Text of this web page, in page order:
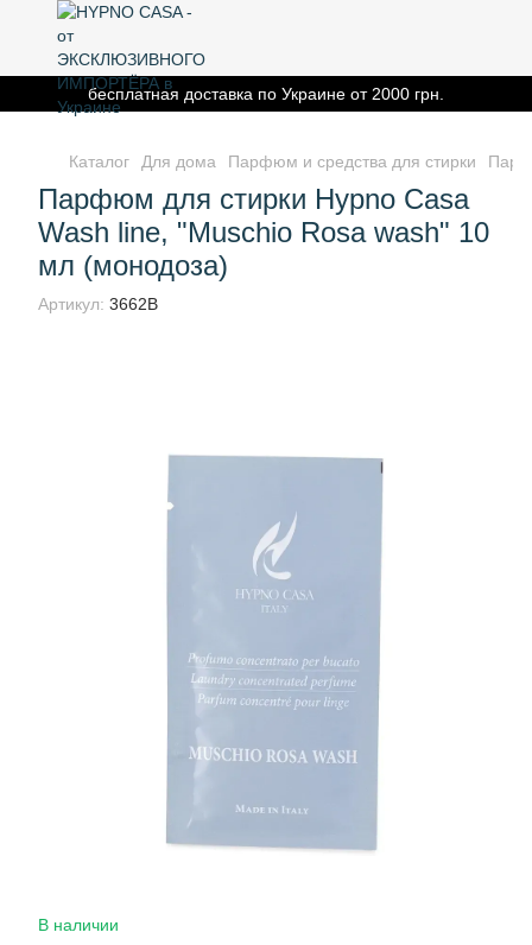
бесплатная доставка по Украине от 2000 грн.
Каталог Для дома Парфюм и средства для стирки
Парфюм для стирки Hypno Casa
Wash line, "Muschio Rosa wash" 10
мл (монодоза)
Артикул: 3662B
В наличии